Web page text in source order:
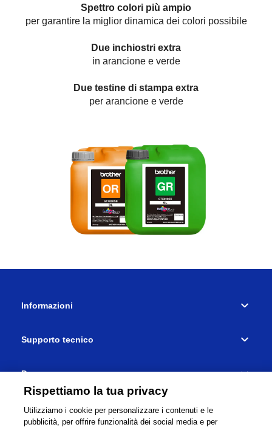
Spettro colori più ampio
per garantire la miglior dinamica dei colori possibile
Due inchiostri extra
in arancione e verde
Due testine di stampa extra
per arancione e verde
Informazioni
Supporto tecnico
Dove comprare
Rispettiamo la tua privacy
Utilizziamo i cookie per personalizzare i contenuti e le
pubblicità, per offrire funzionalità dei social media e per